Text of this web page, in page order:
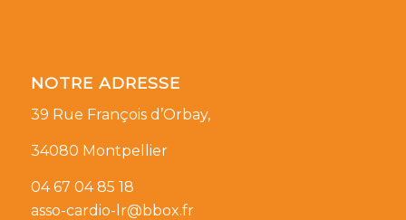
NOTRE ADRESSE
39 Rue François d’Orbay,
34080 Montpellier
04 67 04 85 18
asso-cardio-lr@bbox.fr